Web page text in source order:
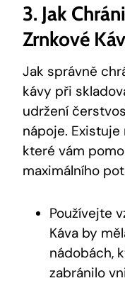
3. Jak
Zrnkové
Jak správně
kávy při
udržení
nápoje.
které vám
maximálního
Používejte
Káva by
nádobách,
zabránilo